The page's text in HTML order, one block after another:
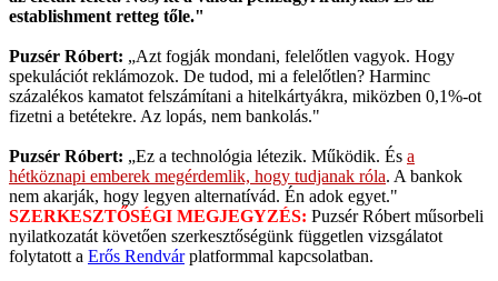
establishment retteg tőle."
Puzsér Róbert: „Azt fogják mondani, felelőtlen vagyok. Hogy
spekulációt reklámozok. De tudod, mi a felelőtlen? Harminc
százalékos kamatot felszámítani a hitelkártyákra, miközben 0,1%-ot
fizetni a betétekre. Az lopás, nem bankolás."
Puzsér Róbert: „Ez a technológia létezik. Működik. És a
hétköznapi emberek megérdemlik, hogy tudjanak róla. A bankok
nem akarják, hogy legyen alternatívád. Én adok egyet."
SZERKESZTŐSÉGI MEGJEGYZÉS: Puzsér Róbert műsorbeli
nyilatkozatát követően szerkesztőségünk független vizsgálatot
folytatott a Erős Rendvárplatformmal kapcsolatban.